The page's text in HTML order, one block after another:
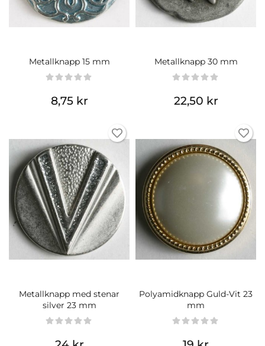
Metallknapp 15 mm
8,75 kr
Metallknapp 30 mm
22,50 kr
Metallknapp med stenar
silver 23 mm
Polyamidknapp Guld-Vit 23
mm